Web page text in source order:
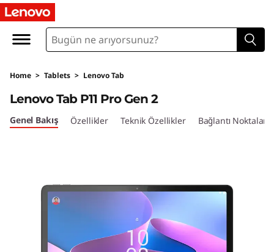
L
n
o
v
Home > Tablets > Lenovo Tab
Lenovo Tab P11 Pro Gen 2
Genel Bakış Özellikler Teknik Özellikler Bağlantı Noktaları